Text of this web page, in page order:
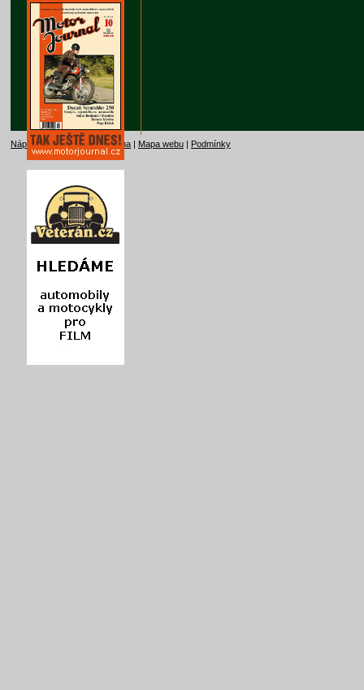
Nápověda |Kontakt |Reklama | Mapa webu | Podmínky